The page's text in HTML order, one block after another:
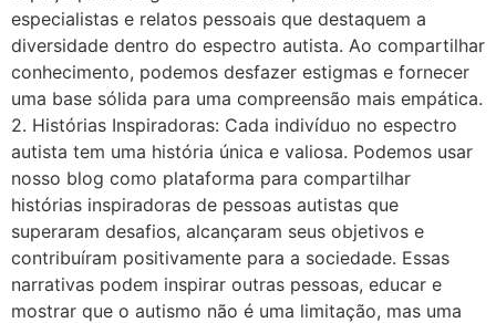
especialistas e relatos pessoais que destaquem a
diversidade dentro do espectro autista. Ao compartilhar
conhecimento, podemos desfazer estigmas e fornecer
uma base sólida para uma compreensão mais empática.
2. Histórias Inspiradoras: Cada indivíduo no espectro
autista tem uma história única e valiosa. Podemos usar
nosso blog como plataforma para compartilhar
histórias inspiradoras de pessoas autistas que
superaram desafios, alcançaram seus objetivos e
contribuíram positivamente para a sociedade. Essas
narrativas podem inspirar outras pessoas, educar e
mostrar que o autismo não é uma limitação, mas uma